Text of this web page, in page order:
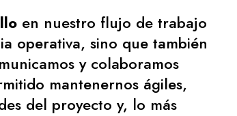
en nuestro flujo de trabajo
operativa, sino que también
y colaboramos
mantenernos ágiles,
del proyecto y, lo más